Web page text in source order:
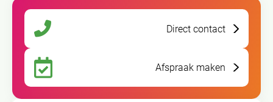
Direct contact
Afspraak maken